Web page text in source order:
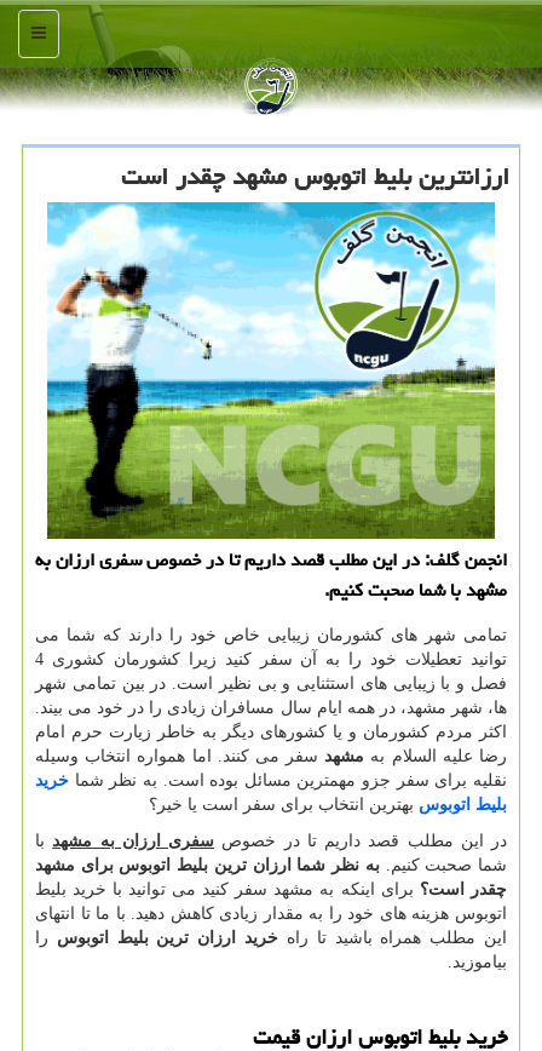
منو
ارزانترین بلیط اتوبوس مشهد چقدر است
انجمن گلف: در این مطلب قصد داریم تا در خصوص سفری ارزان به
مشهد با شما صحبت كنیم.
تمامی شهر های کشورمان زیبایی خاص خود را دارند که شما می
توانید تعطیلات خود را به آن سفر کنید زیرا کشورمان کشوری 4
فصل و با زیبایی های استثنایی و بی نظیر است. در بین تمامی شهر
ها، شهر مشهد، در همه ایام سال مسافران زیادی را در خود می بیند.
اکثر مردم کشورمان و یا کشورهای دیگر به خاطر زیارت حرم امام
رضا علیه السلام به مشهدسفر می کنند. اما همواره انتخاب وسیله
نقلیه برای سفر جزو مهمترین مسائل بوده است. به نظر شما خرید
بلیط اتوبوس بهترین انتخاب برای سفر است یا خیر؟
در این مطلب قصد داریم تا در خصوص سفری ارزان به مشهدبا
شما صحبت کنیم.به نظر شما ارزان ترین بلیط اتوبوس برای مشهد
چقدر است؟ برای اینکه به مشهد سفر کنید می توانید با خرید بلیط
اتوبوس هزینه های خود را به مقدار زیادی کاهش دهید. با ما تا انتهای
این مطلب همراه باشید تا راه خرید ارزان ترین بلیط اتوبوس را
بیاموزید.
خرید بلیط اتوبوس ارزان قیمت